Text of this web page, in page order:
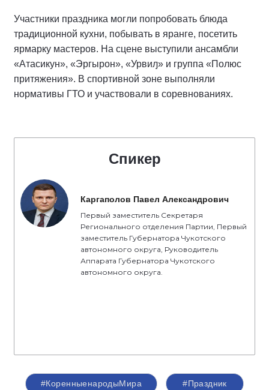
Участники праздника могли попробовать блюда
традиционной кухни, побывать в яранге, посетить
ярмарку мастеров. На сцене выступили ансамбли
«Атасикун», «Эргырон», «Урвиԓ» и группа «Полюс
притяжения». В спортивной зоне выполняли
нормативы ГТО и участвовали в соревнованиях.
Спикер
Каргаполов Павел Александрович
Первый заместитель Секретаря
Регионального отделения Партии, Первый
заместитель Губернатора Чукотского
автономного округа, Руководитель
Аппарата Губернатора Чукотского
автономного округа.
#КоренныенародыМира #Праздник